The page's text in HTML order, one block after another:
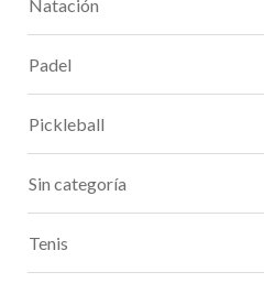
Natación
Padel
Pickleball
Sin categoría
Tenis